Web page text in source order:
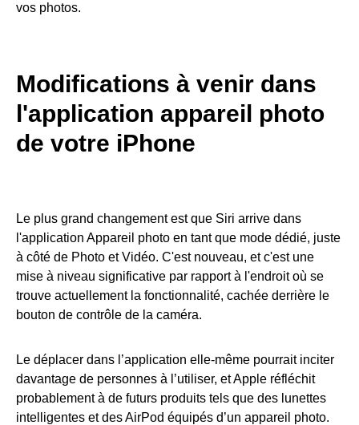
vos photos.
Modifications à venir dans
l'application appareil photo
de votre iPhone
Le plus grand changement est que Siri arrive dans
l'application Appareil photo en tant que mode dédié, juste
à côté de Photo et Vidéo. C'est nouveau, et c'est une
mise à niveau significative par rapport à l'endroit où se
trouve actuellement la fonctionnalité, cachée derrière le
bouton de contrôle de la caméra.
Le déplacer dans l’application elle-même pourrait inciter
davantage de personnes à l’utiliser, et Apple réfléchit
probablement à de futurs produits tels que des lunettes
intelligentes et des AirPod équipés d’un appareil photo.